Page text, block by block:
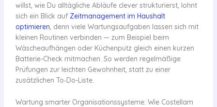
willst, wie Du alltägliche Abläufe clever strukturierst, lohnt
sich ein Blick auf Zeitmanagement im Haushalt
optimieren, denn viele Wartungsaufgaben lassen sich mit
kleinen Routinen verbinden — zum Beispiel beim
Wäscheaufhängen oder Küchenputz gleich einen kurzen
Batterie-Check mitmachen. So werden regelmäßige
Prüfungen zur leichten Gewohnheit, statt zu einer
zusätzlichen To‑Do-Liste.
Wartung smarter Organisationssysteme: Wie Costellam